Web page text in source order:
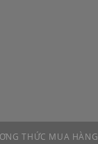
THỨC MUA HÀNG